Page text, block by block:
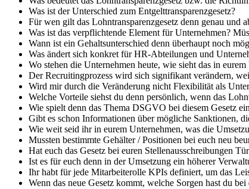
Was ist der Unterschied zum Entgelttransparenzgesetz?
Für wen gilt das Lohntransparenzgesetz denn genau und
Was ist das verpflichtende Element für Unternehmen?
Wann ist ein Gehaltsunterschied denn überhaupt noch
Was ändert sich konkret für HR-Abteilungen und
Wo stehen die Unternehmen heute, wie sieht das in
Der Recruitingprozess wird sich signifikant verändern,
Wird mir durch die Veränderung nicht Flexibilität als
Welche Vorteile siehst du denn persönlich, wenn das
Wie spielt denn das Thema DSGVO bei diesem Gesetz
Gibt es schon Informationen über mögliche Sanktionen,
Wie weit seid ihr in eurem Unternehmen, was die
Mussten bestimmte Gehälter / Positionen bei euch neu
Hat euch das Gesetz bei euren Stellenausschreibungen
Ist es für euch denn in der Umsetzung ein höherer
Ihr habt für jede Mitarbeiterolle KPIs definiert, um das
Wenn das neue Gesetz kommt, welche Sorgen hast du